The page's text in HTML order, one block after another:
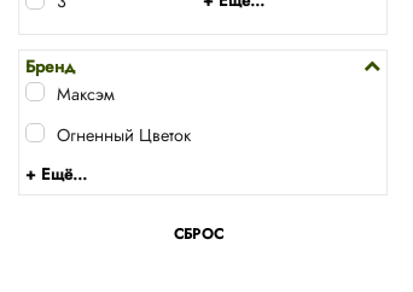
Бренд
Максэм
Огненный Цветок
+ Ещё...
СБРОС